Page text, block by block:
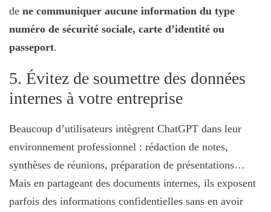
de ne communiquer aucune information du type
numéro de sécurité sociale, carte d’identité ou
passeport.
5. Évitez de soumettre des données
internes à votre entreprise
Beaucoup d’utilisateurs intègrent ChatGPT dans leur
environnement professionnel : rédaction de notes,
synthèses de réunions, préparation de présentations…
Mais en partageant des documents internes, ils exposent
parfois des informations confidentielles sans en avoir